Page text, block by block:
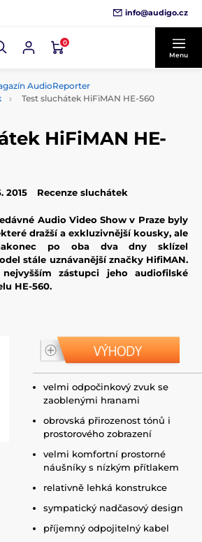
info@audigo.cz
0
Menu
AudioReporter
Test sluchátek HiFiMAN HE-560
HiFiMAN HE-
2015 Recenze sluchátek
Audio Video Show v Praze byly
dražší a exkluzivnější kousky, ale
po oba dva dny sklízel
stále uznávanější značky HifiMAN.
zástupci jeho audiofilské
HE-560.
velmi odpočinkový zvuk se
zaoblenými hranami
obrovská přirozenost tónů i
prostorového zobrazení
velmi komfortní prostorné
náušníky s nízkým přítlakem
relativně lehká konstrukce
sympatický nadčasový design
příjemný odpojitelný kabel